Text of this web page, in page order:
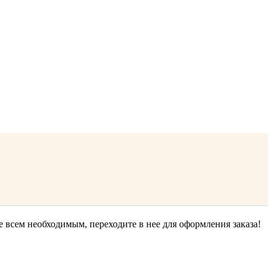
необходимым, переходите в нее для оформления заказа!